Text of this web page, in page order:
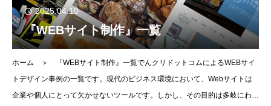
2025.04.10
『WEBサイト制作』一覧
ホーム ＞ 『WEBサイト制作』一覧でんクリドットコムによるWEBサイ
トデザイン事例の一覧です。現代のビジネス環境において、Webサイトは
企業や個人にとって欠かせないツールです。しかし、その目的は多岐にわた